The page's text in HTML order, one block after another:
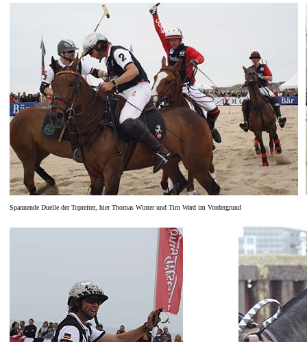
Spannende Duelle der Topreiter, hier Thomas Winter und Tim Ward im Vordergrund